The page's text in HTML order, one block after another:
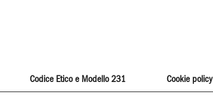
Codice Etico e Modello 231 Cookie policy